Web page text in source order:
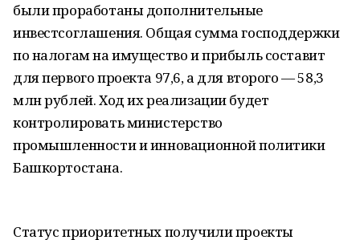
были проработаны дополнительные
инвестсоглашения. Общая сумма господдержки
по налогам на имущество и прибыль составит
для первого проекта 97,6, а для второго — 58,3
млн рублей. Ход их реализации будет
контролировать министерство
промышленности и инновационной политики
Башкортостана.
Статус приоритетных получили проекты